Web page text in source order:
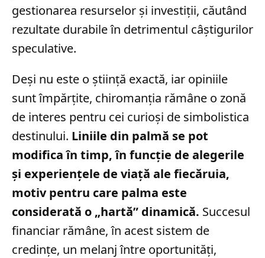
gestionarea resurselor și investiții, căutând
rezultate durabile în detrimentul câștigurilor
speculative.
Deși nu este o știință exactă, iar opiniile
sunt împărțite, chiromanția rămâne o zonă
de interes pentru cei curioși de simbolistica
destinului. Liniile din palmă se pot
modifica în timp, în funcție de alegerile
și experiențele de viață ale fiecăruia,
motiv pentru care palma este
considerată o „hartă” dinamică. Succesul
financiar rămâne, în acest sistem de
credințe, un melanj între oportunități,